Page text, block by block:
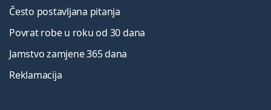
Često postavljana pitanja
Povrat robe u roku od 30 dana
Jamstvo zamjene 365 dana
Reklamacija